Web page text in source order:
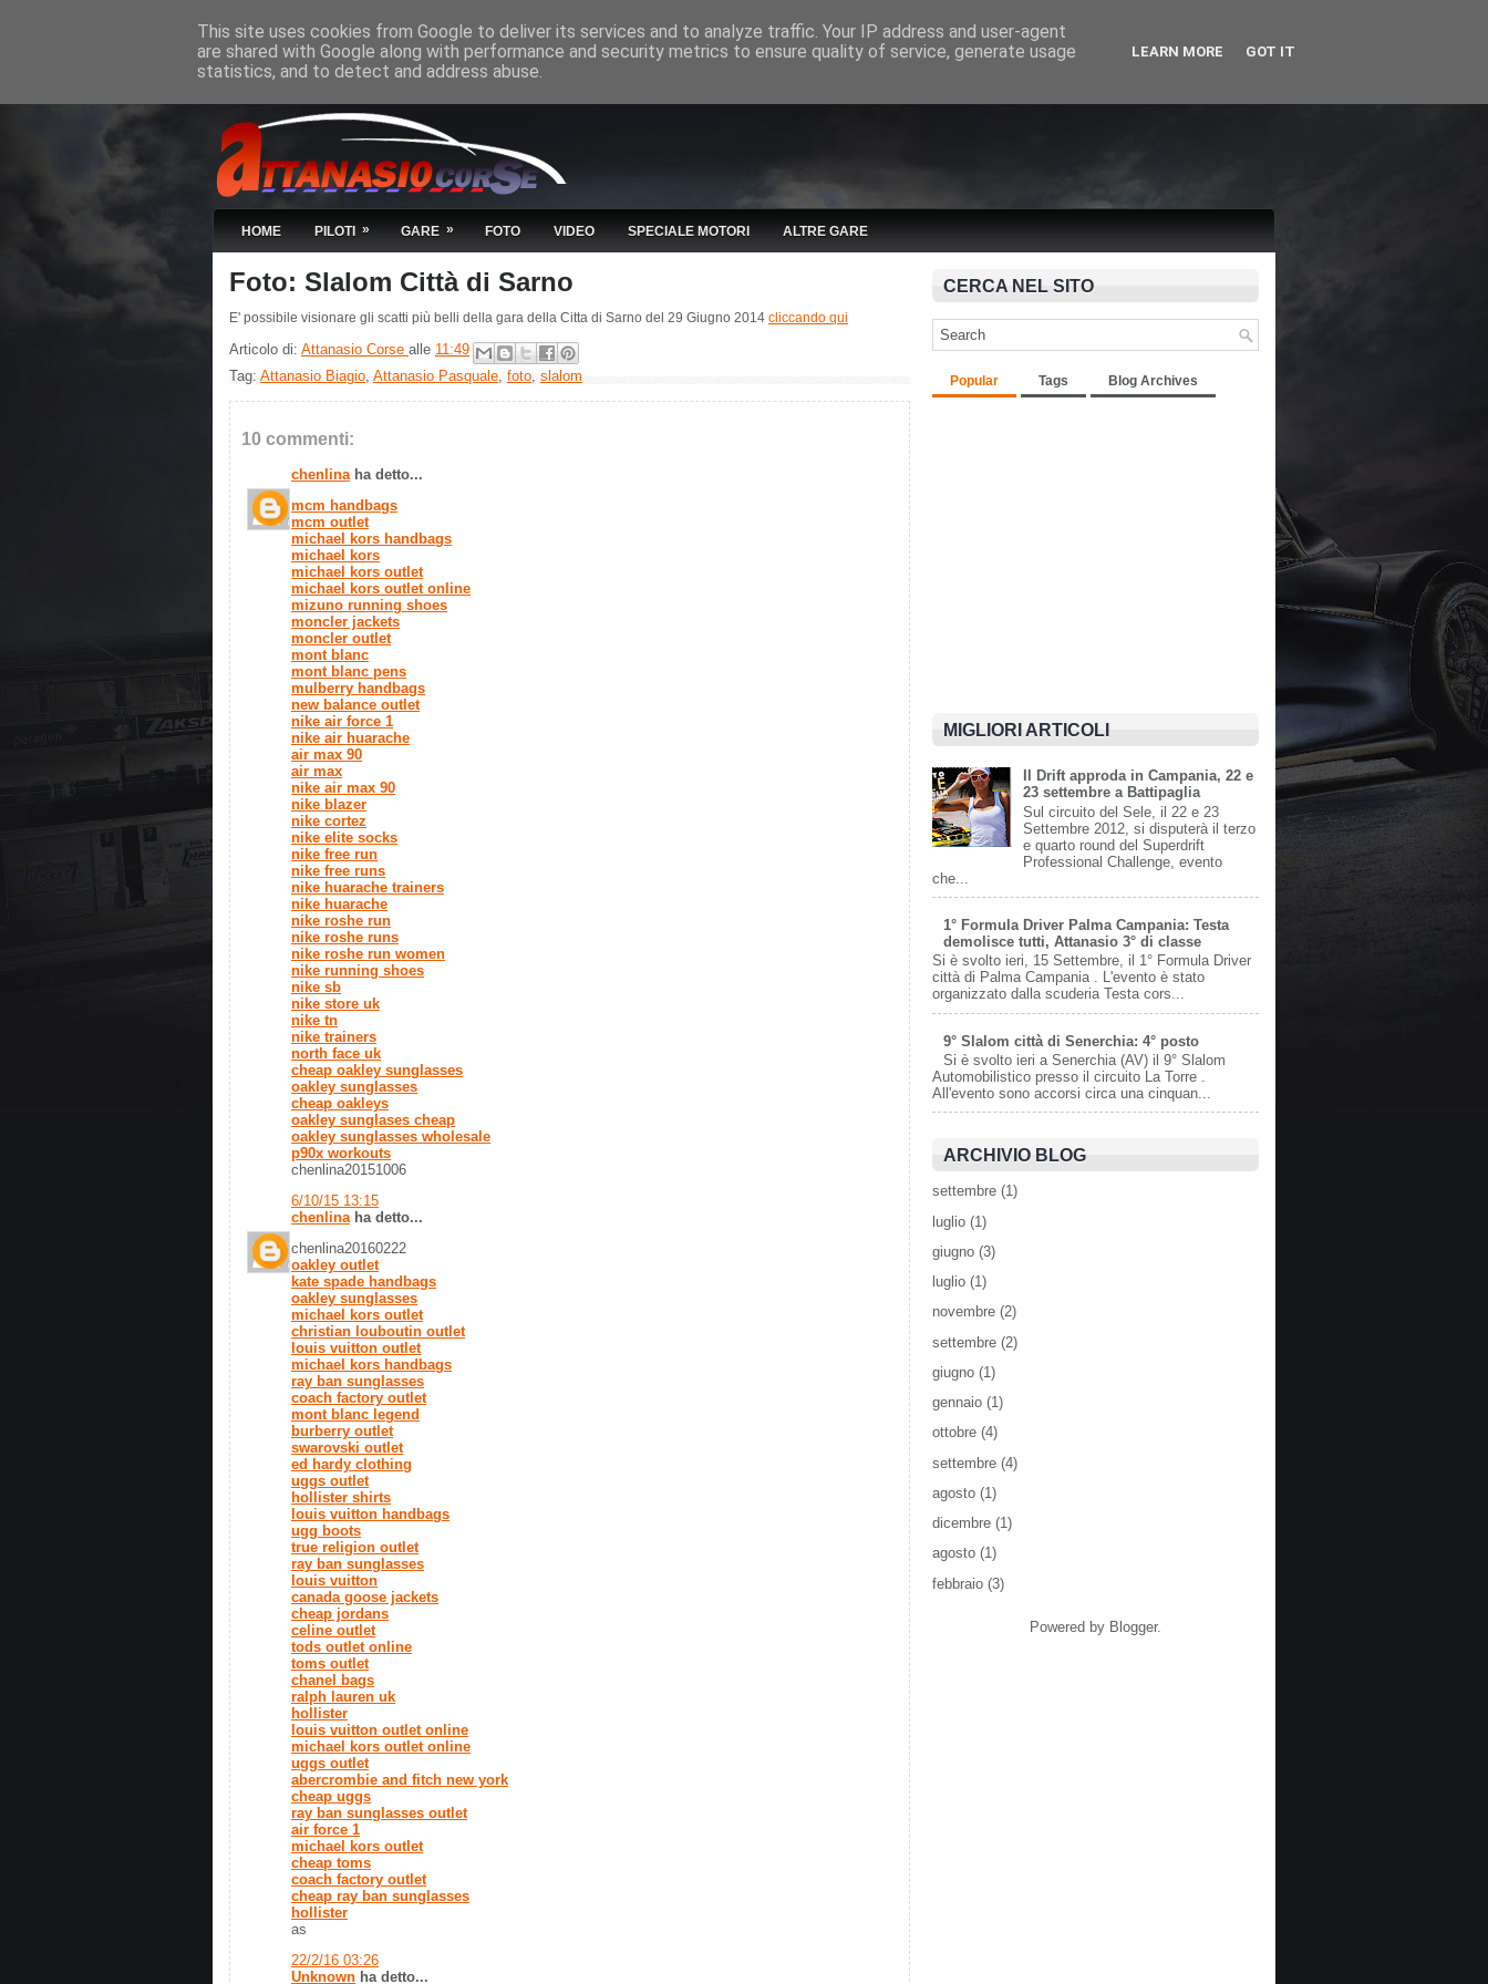
HOME PILOTI » GARE » FOTO VIDEO SPECIALE MOTORI ALTRE GARE
Foto: Slalom Città di Sarno
E' possibile visionare gli scatti più belli della gara della Citta di Sarno del 29 Giugno 2014 cliccando qui
Articolo di: Attanasio Corse alle 11:49
Tag:Attanasio Biagio,Attanasio Pasquale,foto,slalom
10 commenti:
chenlina ha detto...
mcm handbags
mcm outlet
michael kors handbags
michael kors
michael kors outlet
michael kors outlet online
mizuno running shoes
moncler jackets
moncler outlet
mont blanc
mont blanc pens
mulberry handbags
new balance outlet
nike air force 1
nike air huarache
air max 90
air max
nike air max 90
nike blazer
nike cortez
nike elite socks
nike free run
nike free runs
nike huarache trainers
nike huarache
nike roshe run
nike roshe runs
nike roshe run women
nike running shoes
nike sb
nike store uk
nike tn
nike trainers
north face uk
cheap oakley sunglasses
oakley sunglasses
cheap oakleys
oakley sunglases cheap
oakley sunglasses wholesale
p90x workouts
chenlina20151006
6/10/15 13:15
chenlina ha detto...
chenlina20160222
oakley outlet
kate spade handbags
oakley sunglasses
michael kors outlet
christian louboutin outlet
louis vuitton outlet
michael kors handbags
ray ban sunglasses
coach factory outlet
mont blanc legend
burberry outlet
swarovski outlet
ed hardy clothing
uggs outlet
hollister shirts
louis vuitton handbags
ugg boots
true religion outlet
ray ban sunglasses
louis vuitton
canada goose jackets
cheap jordans
celine outlet
tods outlet online
toms outlet
chanel bags
ralph lauren uk
hollister
louis vuitton outlet online
michael kors outlet online
uggs outlet
abercrombie and fitch new york
cheap uggs
ray ban sunglasses outlet
air force 1
michael kors outlet
cheap toms
coach factory outlet
cheap ray ban sunglasses
hollister
as
22/2/16 03:26
Unknown ha detto...
CERCA NEL SITO
Popular Tags Blog Archives
MIGLIORI ARTICOLI
Il Drift approda in Campania, 22 e
23 settembre a Battipaglia
Sul circuito del Sele, il 22 e 23
Settembre 2012, si disputerà il terzo
e quarto round del Superdrift
Professional Challenge, evento
che...
1° Formula Driver Palma Campania: Testa
demolisce tutti, Attanasio 3° di classe
Si è svolto ieri, 15 Settembre, il 1° Formula Driver
città di Palma Campania . L'evento è stato
organizzato dalla scuderia Testa cors...
9° Slalom città di Senerchia: 4° posto
Si è svolto ieri a Senerchia (AV) il 9° Slalom
Automobilistico presso il circuito La Torre .
All'evento sono accorsi circa una cinquan...
ARCHIVIO BLOG
settembre (1)
luglio (1)
giugno (3)
luglio (1)
novembre (2)
settembre (2)
giugno (1)
gennaio (1)
ottobre (4)
settembre (4)
agosto (1)
dicembre (1)
agosto (1)
febbraio (3)
Powered by Blogger.
This site uses cookies from Google to deliver its services and to analyze traffic. Your IP address and user-agent
are shared with Google along with performance and security metrics to ensure quality of service, generate usage
statistics, and to detect and address abuse.
LEARN MORE GOT IT